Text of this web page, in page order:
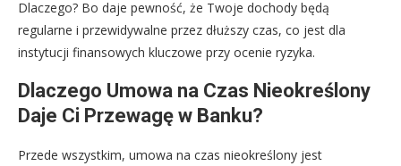
Dlaczego? Bo daje pewność, że Twoje dochody będą
regularne i przewidywalne przez dłuższy czas, co jest dla
instytucji finansowych kluczowe przy ocenie ryzyka.
Dlaczego Umowa na Czas Nieokreślony
Daje Ci Przewagę w Banku?
Przede wszystkim, umowa na czas nieokreślony jest